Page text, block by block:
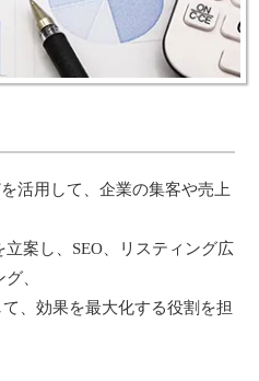
社長ブログ
受賞で見るすててこ
数字で見るすててこ
会社内の風景
成長寮（社員寮）
斉藤 達也
菊川 亜由美
経験者採用（キャリア採用）
周辺施設のご案内
President greeting
Company Information
社长致辞及介绍
活用して、企業の集客や売上
案し、SEO、リスティング広
、
、効果を最大化する役割を担